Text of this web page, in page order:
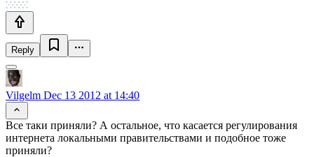
Reply
Vilgelm Dec 13 2012 at 14:40
Все таки приняли? А остальное, что касается регулирования
интернета локальными правительствами и подобное тоже
приняли?